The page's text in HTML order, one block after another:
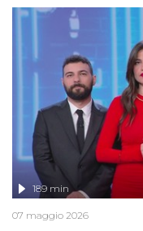
racconta l'universo
globali e del
social network, talk
189 min
07 maggio 2026